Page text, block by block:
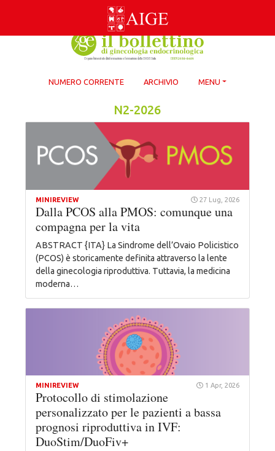
NUMERO CORRENTE ARCHIVIO MENU
N2-2026
MINIREVIEW 27 Lug, 2026
Dalla PCOS alla PMOS: comunque una
compagna per la vita
ABSTRACT {ITA} La Sindrome dell’Ovaio Policistico
(PCOS) è storicamente definita attraverso la lente
della ginecologia riproduttiva. Tuttavia, la medicina
moderna…
MINIREVIEW 1 Apr, 2026
Protocollo di stimolazione
personalizzato per le pazienti a bassa
prognosi riproduttiva in IVF:
DuoStim/DuoFiv+